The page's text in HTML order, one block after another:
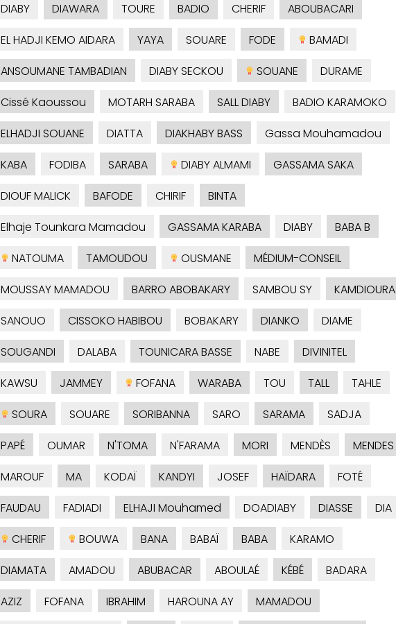
DIABY
DIAWARA TOURE BADIO CHERIF
ABOUBACARI
EL HADJI KEMO AIDARA
YAYA SOUARE FODE
BAMADI
ANSOUMANE TAMBADIAN
DIABY SECKOU SOUANE
DURAME
Cissé Kaoussou
MOTARH SARABA SALL DIABY
BADIO KARAMOKO
ELHADJI SOUANE
DIATTA DIAKHABY BASS
Gassa Mouhamadou
KABA
FODIBA SARABA DIABY ALMAMI
GASSAMA SAKA
DIOUF MALICK
BAFODE CHIRIF
BINTA
Elhaje Tounkara Mamadou
GASSAMA KARABA DIABY
BABA B
NATOUMA
TAMOUDOU OUSMANE
MÉDIUM-CONSEIL
MOUSSAY MAMADOU
BARRO ABOBAKARY SAMBOU SY
KAMDIOURA
SANOUO
CISSOKO HABIBOU BOBAKARY DIANKO
DIAME
SOUGANDI
DALABA TOUNICARA BASSE NABE
DIVINITEL
KAWSU
JAMMEY FOFANA WARABA TOU TALL
TAHLE
SOURA
SOUARE SORIBANNA SARO SARAMA
SADJA
PAPÉ
OUMAR N'TOMA N'FARAMA MORI MENDÈS
MENDES
MAROUF
MA KODAÏ KANDYI JOSEF HAÏDARA
FOTÉ
FAUDAU
FADIADI ELHAJI Mouhamed DOADIABY DIASSE
DIA
CHERIF
BOUWA BANA BABAÏ BABA
KARAMO
DIAMATA
AMADOU ABUBACAR ABOULAÉ KÉBÉ
BADARA
AZIZ
FOFANA IBRAHIM HAROUNA AY
MAMADOU